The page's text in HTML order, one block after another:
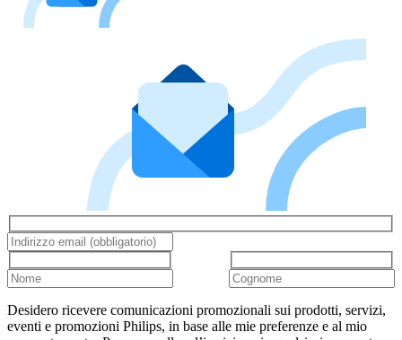
Desidero ricevere comunicazioni promozionali sui prodotti, servizi,
eventi e promozioni Philips, in base alle mie preferenze e al mio